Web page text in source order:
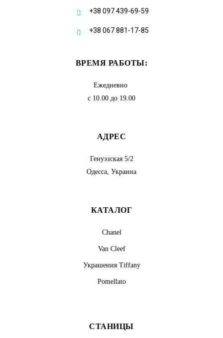
+38 097 439-69-59
+38 067 881-17-85
ВРЕМЯ РАБОТЫ:
Ежедневно
с 10.00 до 19.00
АДРЕС
Генуэзская 5/2
Одесса, Украина
КАТАЛОГ
Chanel
Van Cleef
Украшения Tiffany
Pomellato
СТАНИЦЫ